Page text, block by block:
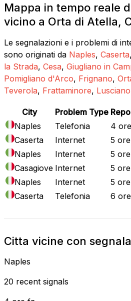
Mappa in tempo reale
vicino a Orta di Atella,
Le segnalazioni e i problemi di
sono originati da Naples, Caserta,
la Strada, Cesa, Giugliano in
Pomigliano d'Arco, Frignano,
Teverola, Frattaminore, Lusciano
City Problem Type
Naples
Telefonia
4
Caserta
Internet
5
Naples
Internet
5
Casagiove Internet
5
Naples
Internet
5
Caserta
Telefonia 6
Citta vicine con
Naples
20 recent signals